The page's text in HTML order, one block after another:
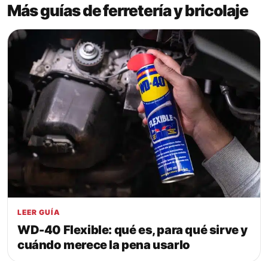
Más guías de ferretería y bricolaje
LEER GUÍA
WD-40 Flexible: qué es, para qué sirve y
cuándo merece la pena usarlo